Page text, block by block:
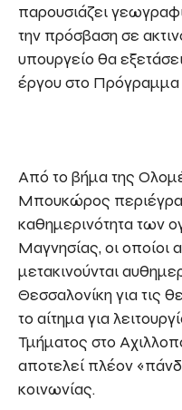
παρουσιάζει
την πρόσβαση σε
υπουργείο θα
έργου στο
Από το βήμα της
Μπουκώρος
καθημερινότητα των
Μαγνησίας, οι οποίοι
μετακινούνται
Θεσσαλονίκη για τις
το αίτημα για
Τμήματος στο
αποτελεί πλέον
κοινωνίας.